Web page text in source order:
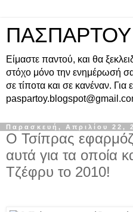
ΠΑΣΠΑΡΤΟΥ
Είμαστε παντού, και θα
στόχο μόνο την ενημέρωσή
σε τίποτα και σε κανέναν. Για
Παρασκευή, Απριλίου 22,
Ο Τσίπρας
αυτά για τα οποία
Τζέφρυ το 2010!